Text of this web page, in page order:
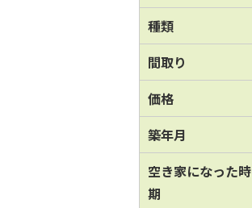
種類
間取り
価格
築年月
空き家になった時
期